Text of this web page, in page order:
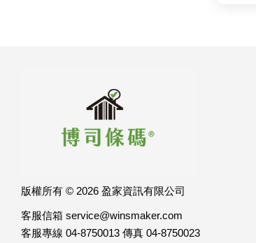
版權所有 © 2026 盈家資訊有限公司
客服信箱 service@winsmaker.com
客服專線 04-8750013 傳真 04-8750023